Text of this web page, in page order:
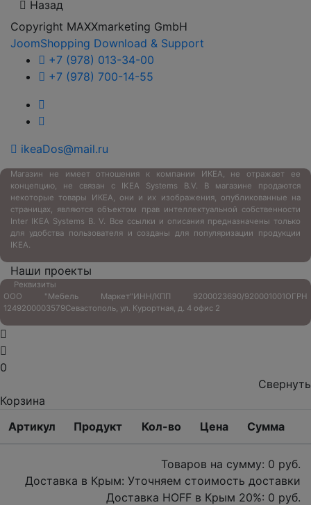
Назад
Copyright MAXXmarketing GmbH
JoomShopping Download & Support
+7 (978) 013-34-00
+7 (978) 700-14-55
ikeaDos@mail.ru
Магазин не имеет отношения к компании ИКЕА, не отражает ее
концепцию, не связан с IKEA Systems B.V. В магазине продаются
некоторые товары ИКЕА, они и их изображения, опубликованные на
страницах, являются объектом прав интеллектуальной собственности
Inter IKEA Systems B. V. Все ссылки и описания предназначены только
для удобства пользователя и созданы для популяризации продукции
IKEA.
Наши проекты
Реквизиты
ООО "Мебель Маркет"ИНН/КПП 9200023690/920001001ОГРН
1249200003579Севастополь, ул. Курортная, д. 4 офис 2
0
Свернуть
Корзина
Артикул
Продукт Кол-во Цена Сумма
Товаров на сумму: 0 руб.
Доставка в Крым: Уточняем стоимость доставки
Доставка HOFF в Крым 20%: 0 руб.